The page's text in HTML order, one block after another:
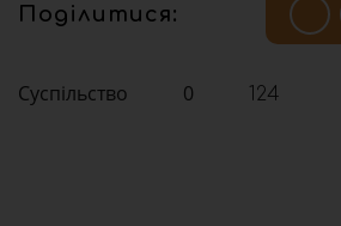
Поділитися:
Суспільство 0 124